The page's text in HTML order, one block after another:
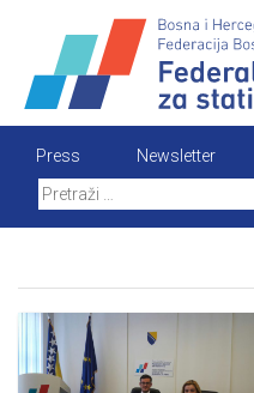
content
Press Newsletter